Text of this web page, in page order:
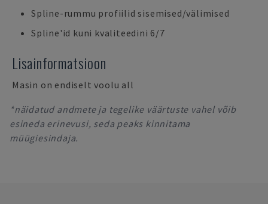
Spline-rummu profiilid sisemised/välimised
Spline'id kuni kvaliteedini 6/7
Lisainformatsioon
Masin on endiselt voolu all
*näidatud andmete ja tegelike väärtuste vahel võib
esineda erinevusi, seda peaks kinnitama
müügiesindaja.